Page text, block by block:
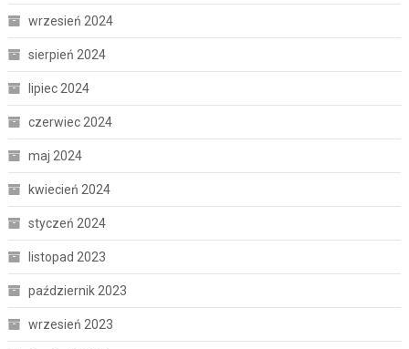
wrzesień 2024
sierpień 2024
lipiec 2024
czerwiec 2024
maj 2024
kwiecień 2024
styczeń 2024
listopad 2023
październik 2023
wrzesień 2023